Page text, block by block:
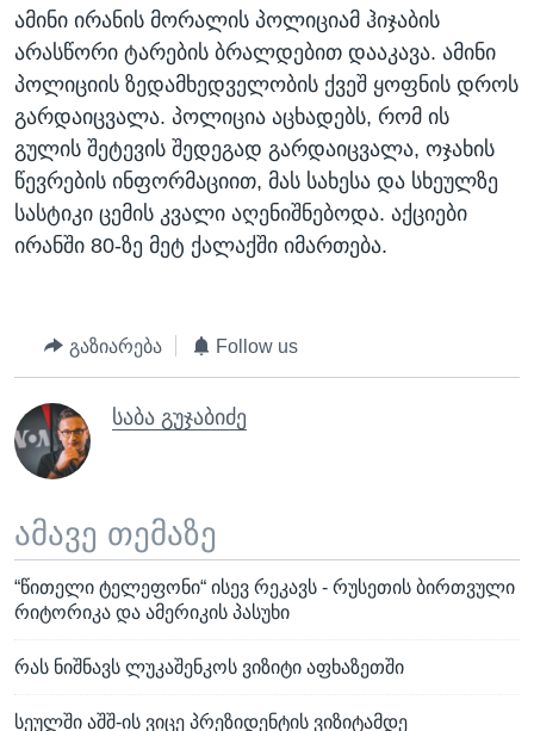
ამინი ირანის მორალის პოლიციამ ჰიჯაბის
არასწორი ტარების ბრალდებით დააკავა. ამინი
პოლიციის ზედამხედველობის ქვეშ ყოფნის დროს
გარდაიცვალა. პოლიცია აცხადებს, რომ ის
გულის შეტევის შედეგად გარდაიცვალა, ოჯახის
წევრების ინფორმაციით, მას სახესა და სხეულზე
სასტიკი ცემის კვალი აღენიშნებოდა. აქციები
ირანში 80-ზე მეტ ქალაქში იმართება.
გაზიარება Follow us
საბა გუჯაბიძე
ამავე თემაზე
“წითელი ტელეფონი“ ისევ რეკავს - რუსეთის ბირთვული
რიტორიკა და ამერიკის პასუხი
რას ნიშნავს ლუკაშენკოს ვიზიტი აფხაზეთში
სეულში აშშ-ის ვიცე პრეზიდენტის ვიზიტამდე